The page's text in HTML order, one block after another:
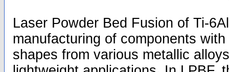
Laser Powder Bed Fusion of Ti-
manufacturing of components
shapes from various metallic